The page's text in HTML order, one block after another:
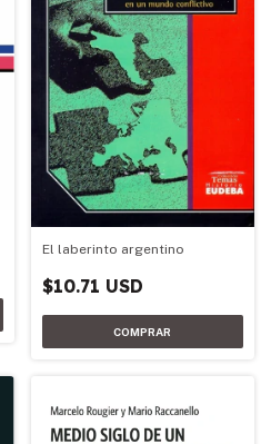
El laberinto argentino
$10.71 USD